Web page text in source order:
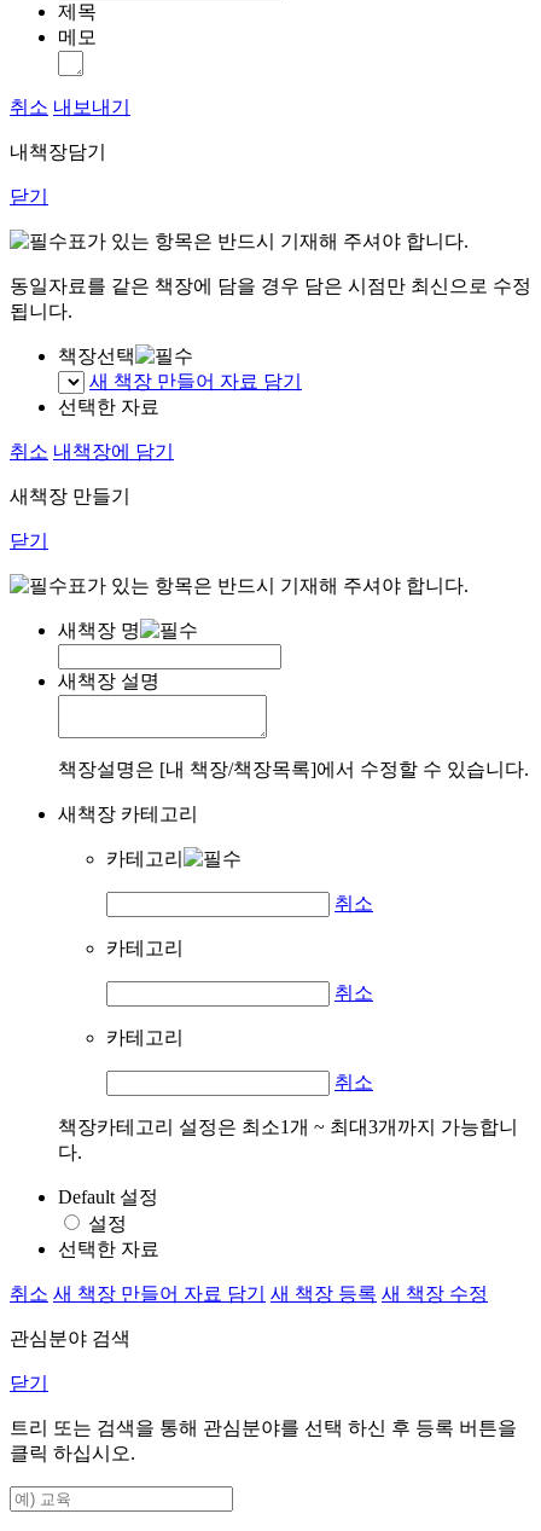
제목
메모
취소 내보내기
내책장담기
닫기
표가 있는 항목은 반드시 기재해 주셔야 합니다.
동일자료를 같은 책장에 담을 경우 담은 시점만 최신으로 수정
됩니다.
책장선택
새 책장 만들어 자료 담기
선택한 자료
취소 내책장에 담기
새책장 만들기
닫기
표가 있는 항목은 반드시 기재해 주셔야 합니다.
새책장 명
새책장 설명
책장설명은 [내 책장/책장목록]에서 수정할 수 있습니다.
새책장 카테고리
카테고리
취소
카테고리
취소
카테고리
취소
책장카테고리 설정은 최소1개 ~ 최대3개까지 가능합니
다.
Default 설정
설정
선택한 자료
취소 새 책장 만들어 자료 담기 새 책장 등록 새 책장 수정
관심분야 검색
닫기
트리 또는 검색을 통해 관심분야를 선택 하신 후 등록 버튼을
클릭 하십시오.